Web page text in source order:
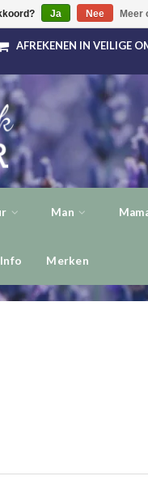
AFREKENEN IN VEILIGE
Man
Info Merken
Ja Nee Meer